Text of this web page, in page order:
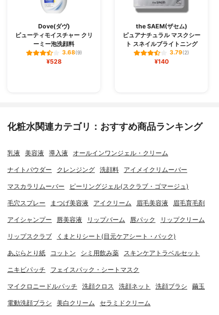
Dove(ダヴ)
ビューティモイスチャー クリ
ーミー泡洗顔料
3.68(9)
¥528
the SAEM(ザセム)
ピュアナチュラル マスクシー
ト スネイルブライトニング
3.79(2)
¥140
化粧水関連カテゴリ：おすすめ商品ランキング
乳液 美容液 導入液 オールインワンジェル・クリーム
ナイトパウダー クレンジング 洗顔料 アイメイクリムーバー
マスカラリムーバー ピーリングジェル(スクラブ・ゴマージュ)
毛穴スプレー まつげ美容液 アイクリーム 眉毛美容液 眉毛育毛剤
アイシャンプー 唇美容液 リップバーム 唇パック リップクリーム
リップスクラブ くまとりシート(目元ケアシート・パック)
あぶらとり紙 コットン シミ用飲み薬 スキンケアトラベルセット
ニキビパッチ フェイスパック・シートマスク
マイクロニードルパッチ 洗顔クロス 洗顔ネット 洗顔ブラシ 繭玉
電動洗顔ブラシ 美白クリーム セラミドクリーム